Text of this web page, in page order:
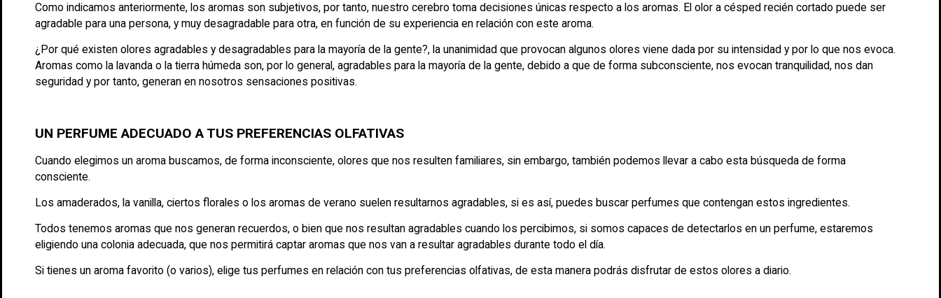
Como indicamos anteriormente, los aromas son subjetivos, por tanto, nuestro cerebro toma decisiones únicas respecto a los aromas. El olor a césped recién cortado puede ser
agradable para una persona, y muy desagradable para otra, en función de su experiencia en relación con este aroma.
¿Por qué existen olores agradables y desagradables para la mayoría de la gente?, la unanimidad que provocan algunos olores viene dada por su intensidad y por lo que nos evoca.
Aromas como la lavanda o la tierra húmeda son, por lo general, agradables para la mayoría de la gente, debido a que de forma subconsciente, nos evocan tranquilidad, nos dan
seguridad y por tanto, generan en nosotros sensaciones positivas.
UN PERFUME ADECUADO A TUS PREFERENCIAS OLFATIVAS
Cuando elegimos un aroma buscamos, de forma inconsciente, olores que nos resulten familiares, sin embargo, también podemos llevar a cabo esta búsqueda de forma
consciente.
Los amaderados, la vanilla, ciertos florales o los aromas de verano suelen resultarnos agradables, si es así, puedes buscar perfumes que contengan estos ingredientes.
Todos tenemos aromas que nos generan recuerdos, o bien que nos resultan agradables cuando los percibimos, si somos capaces de detectarlos en un perfume, estaremos
eligiendo una colonia adecuada, que nos permitirá captar aromas que nos van a resultar agradables durante todo el día.
Si tienes un aroma favorito (o varios), elige tus perfumes en relación con tus preferencias olfativas, de esta manera podrás disfrutar de estos olores a diario.